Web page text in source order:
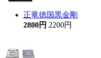
正竜徳国黒金剛
2800円 2200円